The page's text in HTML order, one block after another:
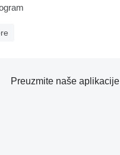
Preuzmite naše aplikacije